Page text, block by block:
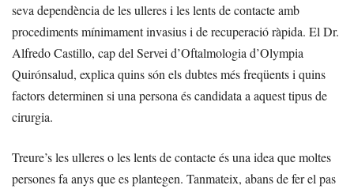
seva dependència de les ulleres i les lents de contacte amb
procediments mínimament invasius i de recuperació ràpida. El Dr.
Alfredo Castillo, cap del Servei d’Oftalmologia d’Olympia
Quirónsalud, explica quins són els dubtes més freqüents i quins
factors determinen si una persona és candidata a aquest tipus de
cirurgia.
Treure’s les ulleres o les lents de contacte és una idea que moltes
persones fa anys que es plantegen. Tanmateix, abans de fer el pas